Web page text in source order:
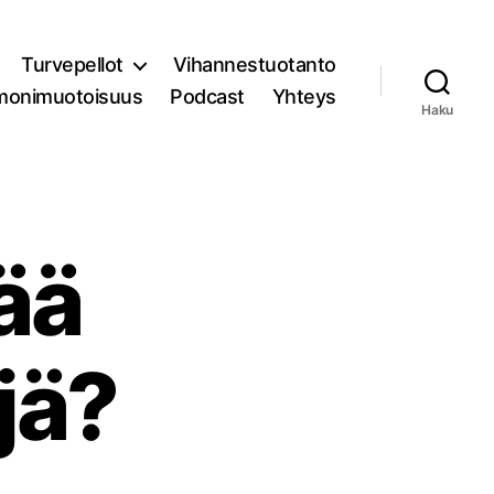
Turvepellot
Vihannestuotanto
Podcast Yhteys
Haku